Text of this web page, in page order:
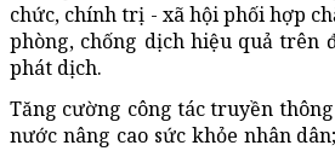
chức, chính trị - xã hội phối hợp
phòng, chống dịch hiệu quả trên
phát dịch.
Tăng cường công tác truyền
nước nâng cao sức khỏe nhân